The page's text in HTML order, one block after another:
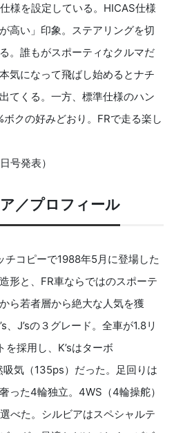
様を設定している。HICAS仕様
高い」印象。ステアリングを切
。誰もがスポーティなクルマだ
気になって飛ばし始めるとナチ
てくる。一方、標準仕様のハン
ボクの好みどおり。FRで走る楽し
号発表）
／プロフィール
コピーで1988年5月に登場した
形と、FR車ならではのスポーテ
ら若者層から絶大な人気を獲
、J’sの３グレード。全車が1.8リ
採用し、K’sはターボ
吸気（135ps）だった。足回りは
った4輪独立。4WS（4輪操舵）
べた。シルビアはスペシャルテ